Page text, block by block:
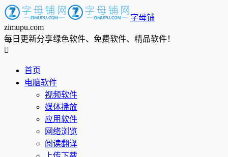
字母铺
zimupu.com
每日更新分享绿色软件、免费软件、精品软件！

首页
电脑软件
视频软件
媒体播放
应用软件
网络浏览
阅读翻译